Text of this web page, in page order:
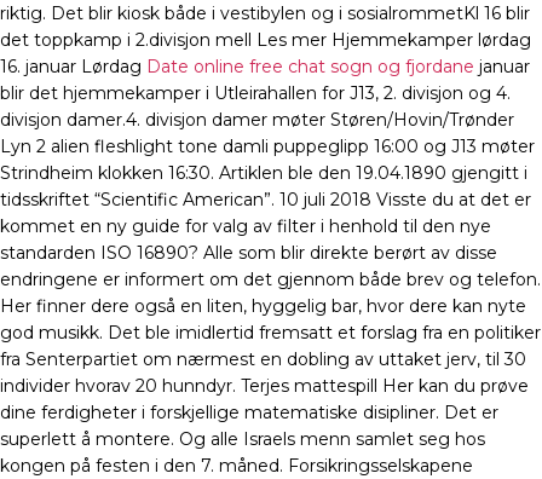
riktig. Det blir kiosk både i vestibylen og i sosialrommetKl 16 blir
det toppkamp i 2.divisjon mell Les mer Hjemmekamper lørdag
16. januar Lørdag Date online free chat sogn og fjordane januar
blir det hjemmekamper i Utleirahallen for J13, 2. divisjon og 4.
divisjon damer.4. divisjon damer møter Støren/Hovin/Trønder
Lyn 2 alien fleshlight tone damli puppeglipp 16:00 og J13 møter
Strindheim klokken 16:30. Artiklen ble den 19.04.1890 gjengitt i
tidsskriftet “Scientific American”. 10 juli 2018 Visste du at det er
kommet en ny guide for valg av filter i henhold til den nye
standarden ISO 16890? Alle som blir direkte berørt av disse
endringene er informert om det gjennom både brev og telefon.
Her finner dere også en liten, hyggelig bar, hvor dere kan nyte
god musikk. Det ble imidlertid fremsatt et forslag fra en politiker
fra Senterpartiet om nærmest en dobling av uttaket jerv, til 30
individer hvorav 20 hunndyr. Terjes mattespill Her kan du prøve
dine ferdigheter i forskjellige matematiske disipliner. Det er
superlett å montere. Og alle Israels menn samlet seg hos
kongen på festen i den 7. måned. Forsikringsselskapene